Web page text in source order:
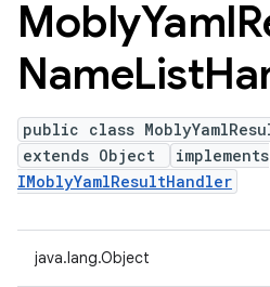
MoblyYaml
NameList
public class
extends Object
implements
IMoblyYamlResultHandler
java.lang.Object